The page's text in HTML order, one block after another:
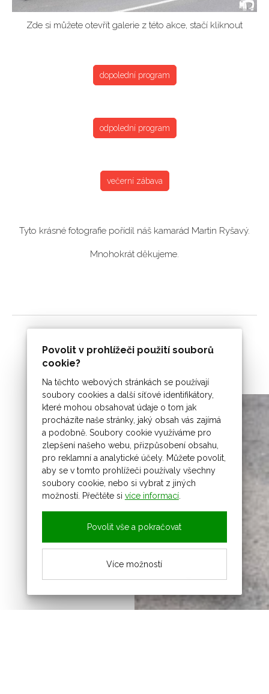
Povolit v prohlížeči použití souborů
cookie?
Na těchto webových stránkách se používají
soubory cookies a další síťové identifikátory,
které mohou obsahovat údaje o tom jak
procházíte naše stránky, jaký obsah vás zajímá
a podobně. Soubory cookie využíváme pro
zlepšení našeho webu, přizpůsobení obsahu,
pro reklamní a analytické účely. Můžete povolit,
aby se v tomto prohlížeči používaly všechny
soubory cookie, nebo si vybrat z jiných
možností. Přečtěte si více informací.
Povolit vše a pokračovat
Více možností
Zde si můžete otevřít galerie z této akce, stačí kliknout
dopolední program
odpolední program
večerní zábava
Tyto krásné fotografie pořídil náš kamarád Martin Ryšavý.
Mnohokrát děkujeme.